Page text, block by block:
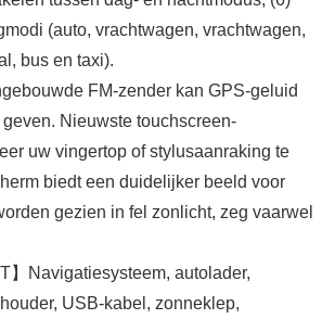
(auto, vrachtwagen, vrachtwagen,
bus en taxi).
FM-zender kan GPS-geluid
Nieuwste touchscreen-
uw vingertop of stylusaanraking te
biedt een duidelijker beeld voor
gezien in fel zonlicht, zeg vaarwel
】Navigatiesysteem, autolader,
USB-kabel, zonneklep,